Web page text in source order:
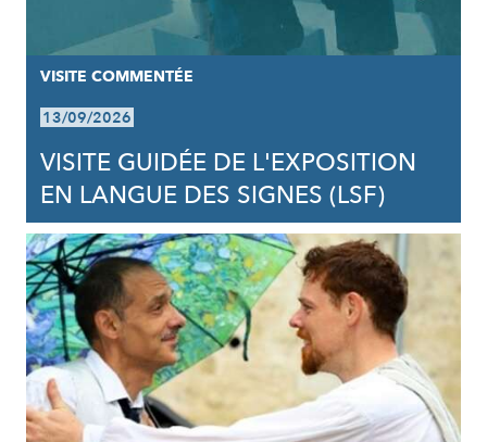
VISITE COMMENTÉE
13/09/2026
VISITE GUIDÉE DE L'EXPOSITION
EN LANGUE DES SIGNES (LSF)